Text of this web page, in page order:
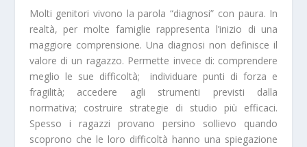
Molti genitori vivono la parola “diagnosi” con paura. In
realtà, per molte famiglie rappresenta l’inizio di una
maggiore comprensione. Una diagnosi non definisce il
valore di un ragazzo. Permette invece di: comprendere
meglio le sue difficoltà; individuare punti di forza e
fragilità; accedere agli strumenti previsti dalla
normativa; costruire strategie di studio più efficaci.
Spesso i ragazzi provano persino sollievo quando
scoprono che le loro difficoltà hanno una spiegazione